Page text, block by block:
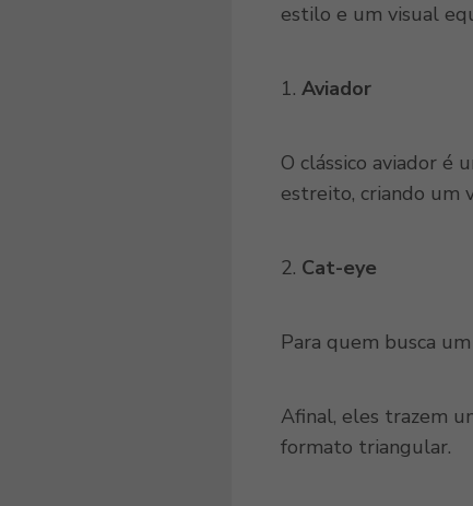
estilo e um visual
1. Aviador
O clássico aviador é
estreito, criando um
2. Cat-eye
Para quem busca
Afinal, eles trazem
formato triangular.